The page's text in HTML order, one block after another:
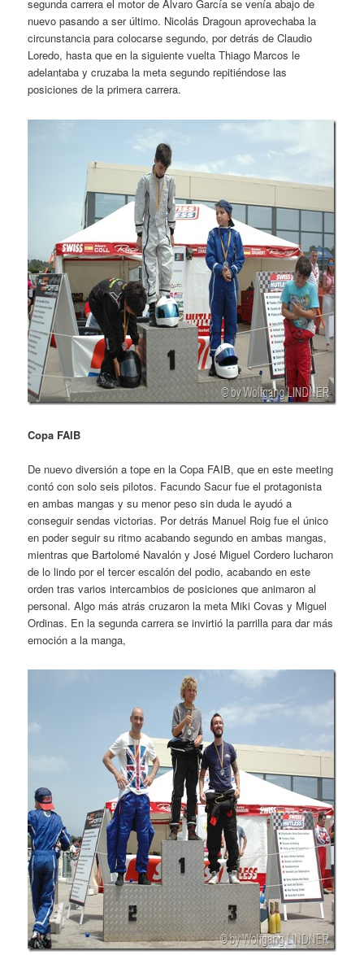
segunda carrera el motor de Álvaro García se venía abajo de
nuevo pasando a ser último. Nicolás Dragoun aprovechaba la
circunstancia para colocarse segundo, por detrás de Claudio
Loredo, hasta que en la siguiente vuelta Thiago Marcos le
adelantaba y cruzaba la meta segundo repitiéndose las
posiciones de la primera carrera.
Copa FAIB
De nuevo diversión a tope en la Copa FAIB, que en este meeting
contó con solo seis pilotos. Facundo Sacur fue el protagonista
en ambas mangas y su menor peso sin duda le ayudó a
conseguir sendas victorias. Por detrás Manuel Roig fue el único
en poder seguir su ritmo acabando segundo en ambas mangas,
mientras que Bartolomé Navalón y José Miguel Cordero lucharon
de lo lindo por el tercer escalón del podio, acabando en este
orden tras varios intercambios de posiciones que animaron al
personal. Algo más atrás cruzaron la meta Miki Covas y Miguel
Ordinas. En la segunda carrera se invirtió la parrilla para dar más
emoción a la manga,